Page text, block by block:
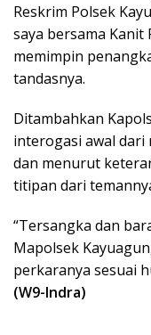
Reskrim Polsek
saya bersama Kanit
memimpin
tandasnya.
Ditambahkan
interogasi awal
dan menurut
titipan dari
“Tersangka dan
Mapolsek
perkaranya sesuai
(W9-Indra)